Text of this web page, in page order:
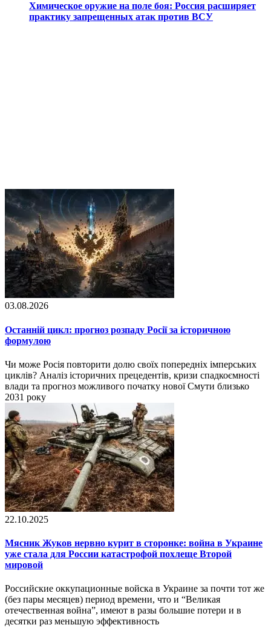
Химическое оружие на поле боя: Россия расширяет
практику запрещенных атак против ВСУ
03.08.2026
Останній цикл: прогноз розпаду Росії за історичною
формулою
Чи може Росія повторити долю своїх попередніх імперських
циклів? Аналіз історичних прецедентів, кризи спадкоємності
влади та прогноз можливого початку нової Смути близько
2031 року
22.10.2025
Мясник Жуков нервно курит в сторонке: война в Украине
уже стала для России катастрофой похлеще Второй
мировой
Российские оккупационные войска в Украине за почти тот же
(без пары месяцев) период времени, что и “Великая
отечественная война”, имеют в разы большие потери и в
десятки раз меньшую эффективность